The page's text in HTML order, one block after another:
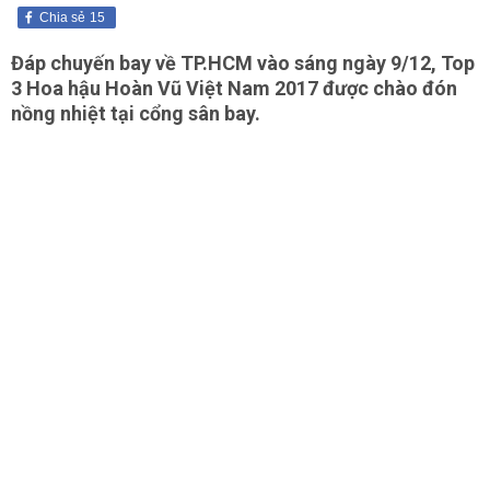
15
Chia sẻ
Đáp chuyến bay về TP.HCM vào sáng ngày 9/12, Top
3 Hoa hậu Hoàn Vũ Việt Nam 2017 được chào đón
nồng nhiệt tại cổng sân bay.